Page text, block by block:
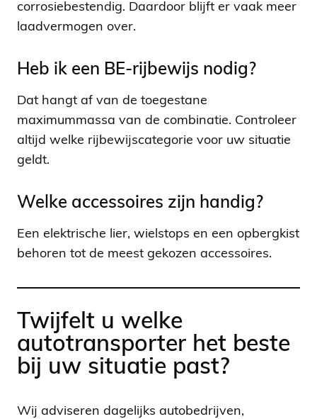
corrosiebestendig. Daardoor blijft er vaak meer
laadvermogen over.
Heb ik een BE-rijbewijs nodig?
Dat hangt af van de toegestane
maximummassa van de combinatie. Controleer
altijd welke rijbewijscategorie voor uw situatie
geldt.
Welke accessoires zijn handig?
Een elektrische lier, wielstops en een opbergkist
behoren tot de meest gekozen accessoires.
Twijfelt u welke
autotransporter het beste
bij uw situatie past?
Wij adviseren dagelijks autobedrijven,